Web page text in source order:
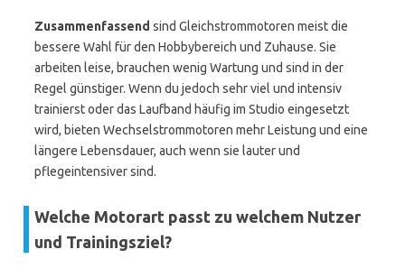
Zusammenfassend sind Gleichstrommotoren meist die
bessere Wahl für den Hobbybereich und Zuhause. Sie
arbeiten leise, brauchen wenig Wartung und sind in der
Regel günstiger. Wenn du jedoch sehr viel und intensiv
trainierst oder das Laufband häufig im Studio eingesetzt
wird, bieten Wechselstrommotoren mehr Leistung und eine
längere Lebensdauer, auch wenn sie lauter und
pflegeintensiver sind.
Welche Motorart passt zu welchem Nutzer
und Trainingsziel?